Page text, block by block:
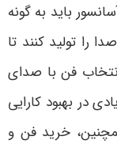
باید به گونه
را تولید کنند تا
فن با صدای
در بهبود کارایی
خرید فن و